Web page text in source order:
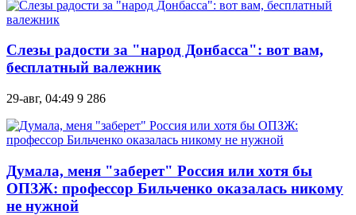
Слезы радости за "народ Донбасса": вот вам,
бесплатный валежник
29-авг, 04:49 9 286
Думала, меня "заберет" Россия или хотя бы
ОПЗЖ: профессор Бильченко оказалась никому
не нужной